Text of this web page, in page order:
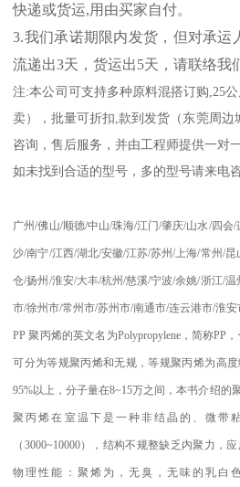
快递或货运,用由买家自付。
3.我们承诺期限内发货，但对承运
流递出3天，货运出5天，请联络我
注:本公司可支持多种原料混搭订购 ,25
卖），批量可折扣 ,款到发货（东莞周边
咨询，售后服务，并由工程师提供一对
如未找到合适的型号，多的型号请来电
广州/佛山/顺德/中山/珠海/江门/肇庆/山水/四会/
沙/南宁/江西/湖北/安徽/江苏/苏州/上海/常州 /昆
仓/扬州 /淮安/大丰/杭州/慈溪/宁波/余姚/浙江/温
市/徐州市/常州市/苏州市/南通市/连云港市/淮安
PP聚丙烯的英文名为Polypropylene，简称PP
可分为等规聚丙烯和无规，等规聚丙烯为高
95%以上，分子量在8~15万之间，本书介绍的
聚丙烯在室温下是一种非结晶的、微带
（ 3000~10000），结构不规整缺乏内聚力，
物理性能：聚烯为，无臭，无味的乳白